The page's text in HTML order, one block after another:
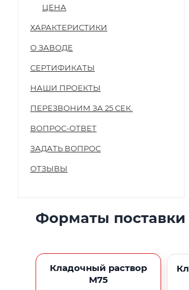
ЦЕНА
ХАРАКТЕРИСТИКИ
О ЗАВОДЕ
СЕРТИФИКАТЫ
НАШИ ПРОЕКТЫ
ПЕРЕЗВОНИМ ЗА 25 СЕК.
ВОПРОС-ОТВЕТ
ЗАДАТЬ ВОПРОС
ОТЗЫВЫ
Форматы поставки
Кладочный раствор
М75